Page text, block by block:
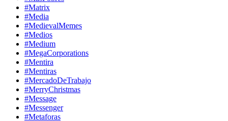
#Matrix
#Media
#MedievalMemes
#Medios
#Medium
#MegaCorporations
#Mentira
#Mentiras
#MercadoDeTrabajo
#MerryChristmas
#Message
#Messenger
#Metaforas